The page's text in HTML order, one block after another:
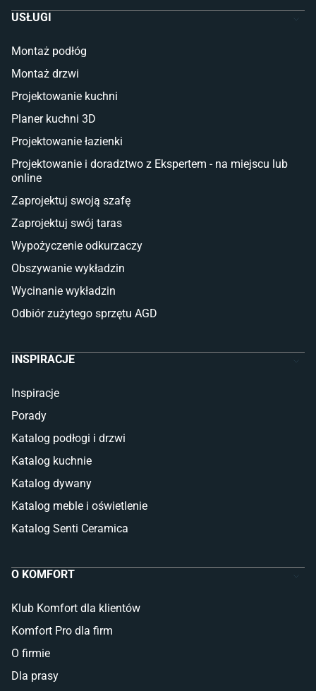
Łóżka dla dziecka (młodzieżowe)
Taras i balkon
Sztuczna trawa miękka
Koce i pledy
Płytki na balkon
Lampy stojące LED
Płytki
Płytki Cersanit
Płytki wielkoformatowe
Glazura
Płytki marmurowe
USŁUGI
Montaż podłóg
Montaż drzwi
Projektowanie kuchni
Planer kuchni 3D
Projektowanie łazienki
Projektowanie i doradztwo z Ekspertem - na miejscu lub
online
Zaprojektuj swoją szafę
Zaprojektuj swój taras
Wypożyczenie odkurzaczy
Obszywanie wykładzin
Wycinanie wykładzin
Odbiór zużytego sprzętu AGD
INSPIRACJE
Inspiracje
Porady
Katalog podłogi i drzwi
Katalog kuchnie
Katalog dywany
Katalog meble i oświetlenie
Katalog Senti Ceramica
O KOMFORT
Klub Komfort dla klientów
Komfort Pro dla firm
O firmie
Dla prasy